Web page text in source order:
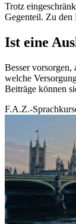
Trotz
Gegenteil. Zu den
Ist eine
Besser
welche
Beiträge können
F.A.Z.-